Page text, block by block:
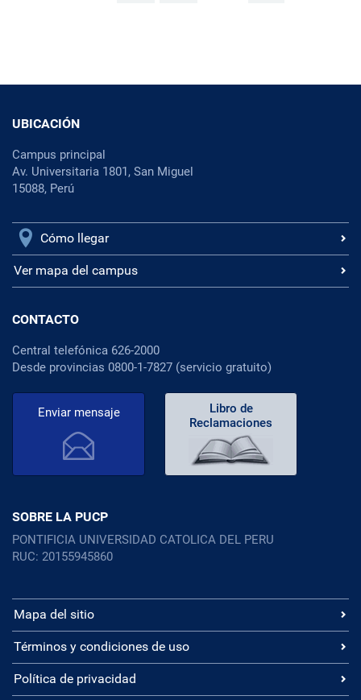
UBICACIÓN
Campus principal
Av. Universitaria 1801, San Miguel
15088, Perú
Cómo llegar
Ver mapa del campus
CONTACTO
Central telefónica 626-2000
Desde provincias 0800-1-7827 (servicio gratuito)
Enviar mensaje
Libro de
Reclamaciones
SOBRE LA PUCP
PONTIFICIA UNIVERSIDAD CATOLICA DEL PERU
RUC: 20155945860
Mapa del sitio
Términos y condiciones de uso
Política de privacidad